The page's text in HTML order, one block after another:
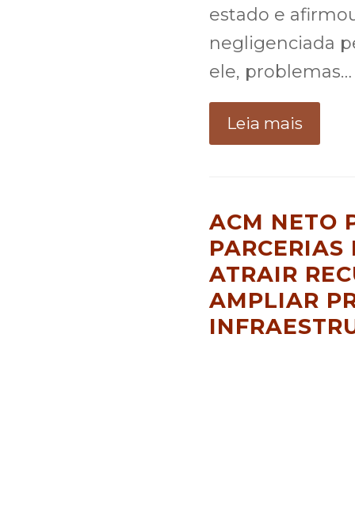
estado e
negligenciada
ele, problemas…
Leia mais
ACM NETO
ATRAIR
AMPLIAR